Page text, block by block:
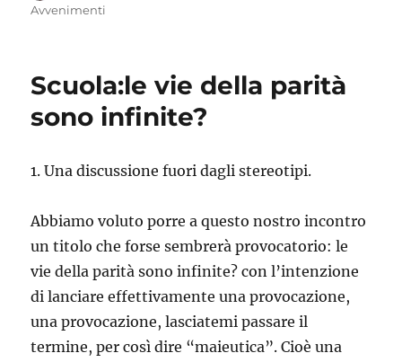
Avvenimenti
Scuola:le vie della parità
sono infinite?
1. Una discussione fuori dagli stereotipi.
Abbiamo voluto porre a questo nostro incontro
un titolo che forse sembrerà provocatorio: le
vie della parità sono infinite? con l’intenzione
di lanciare effettivamente una provocazione,
una provocazione, lasciatemi passare il
termine, per così dire “maieutica”. Cioè una